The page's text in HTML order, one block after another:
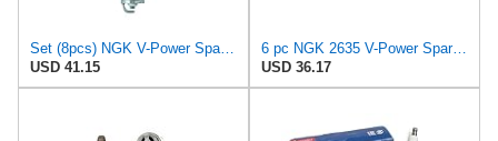
Set (8pcs) NGK V-Power Spark Plugs Stock 2635 Nickel Core Tip Standard 0.040in GR4
USD 41.15
6 pc NGK 2635 V-Power Spark Plugs for 1765194 2585 3031 3205 3206 3207 405 41-813 4404 65 65BP
USD 36.17